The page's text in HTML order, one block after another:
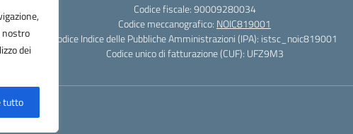
nostro
dei
tutto
Codice fiscale: 90009280034
Codice meccanografico: NOIC819001
Codice Indice delle Pubbliche Amministrazioni (IPA): istsc_noic819001
Codice unico di fatturazione (CUF): UFZ9M3